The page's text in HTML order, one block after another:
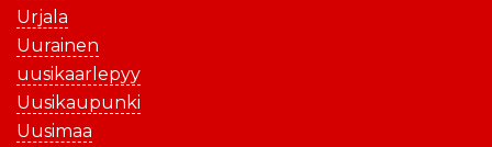
Urjala
Uurainen
uusikaarlepyy
Uusikaupunki
Uusimaa